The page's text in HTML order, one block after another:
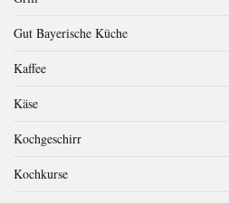
Gut Bayerische Küche
Kaffee
Käse
Kochgeschirr
Kochkurse